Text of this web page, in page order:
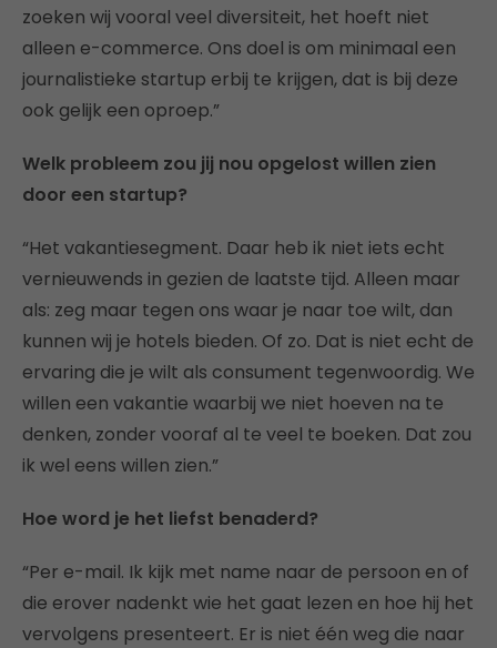
zoeken wij vooral veel diversiteit, het hoeft niet
alleen e-commerce. Ons doel is om minimaal een
journalistieke startup erbij te krijgen, dat is bij deze
ook gelijk een oproep.”
Welk probleem zou jij nou opgelost willen zien
door een startup?
“Het vakantiesegment. Daar heb ik niet iets echt
vernieuwends in gezien de laatste tijd. Alleen maar
als: zeg maar tegen ons waar je naar toe wilt, dan
kunnen wij je hotels bieden. Of zo. Dat is niet echt de
ervaring die je wilt als consument tegenwoordig. We
willen een vakantie waarbij we niet hoeven na te
denken, zonder vooraf al te veel te boeken. Dat zou
ik wel eens willen zien.”
Hoe word je het liefst benaderd?
“Per e-mail. Ik kijk met name naar de persoon en of
die erover nadenkt wie het gaat lezen en hoe hij het
vervolgens presenteert. Er is niet één weg die naar